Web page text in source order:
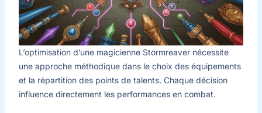
L’optimisation d’une magicienne Stormreaver nécessite
une approche méthodique dans le choix des équipements
et la répartition des points de talents. Chaque décision
influence directement les performances en combat.